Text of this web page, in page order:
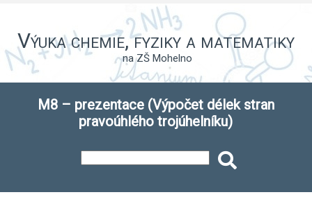
Výuka chemie, fyziky a matematiky
na ZŠ Mohelno
M8 – prezentace (Výpočet délek stran
pravoúhlého trojúhelníku)